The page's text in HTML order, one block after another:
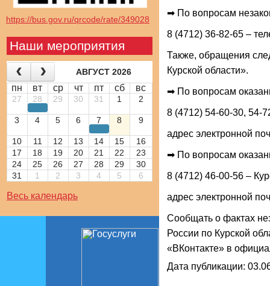
https://bus.gov.ru/qrcode/rate/349028
Наши мероприятия
АВГУСТ 2026
пн вт ср чт пт сб вс
27 28 29 30 31 1 2
3 4 5 6 7 8 9
10 11 12 13 14 15
16
17
18 19 20 21 22
23
24
25 26 27 28 29
30
31
1 2 3 4 5 6
Весь календарь
➡ По вопросам
8 (4712) 36-82-65 –
Также, обращения
Курской области».
➡ По вопросам
8 (4712) 54-60-30, 54-
адрес электронной
➡ По вопросам
8 (4712) 46-00-56 –
адрес электронной
️️️Сообщать о фактах
России по Курской
«ВКонтакте» в
Дата публикации: